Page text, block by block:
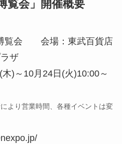
覧会」開催概要
覧会 会場：東武百貨店
ザ
)～10月24日(火)10:00～
より営業時間、各種イベントは変